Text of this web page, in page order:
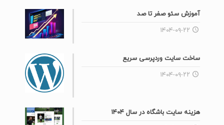
آموزش سئو صفر تا صد
۱۴۰۴-۰۹-۲۲
ساخت سایت وردپرسی سریع
۱۴۰۴-۰۹-۲۲
هزینه سایت باشگاه در سال ۱۴۰۴